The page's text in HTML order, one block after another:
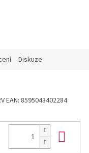
Diskuze
EAN: 8595043402284